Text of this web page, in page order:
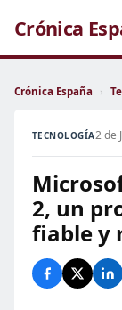
Crónica
Crónica España ›
TECNOLOGÍA2 de
2, un
fiable y